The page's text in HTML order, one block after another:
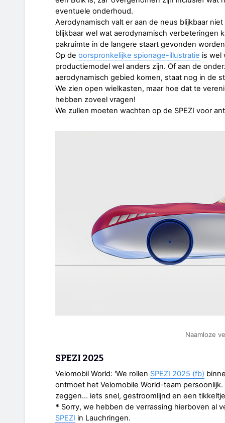
eventuele onderhoud.
Aerodynamisch valt er aan de neus blijkbaar
blijkbaar wel wat aerodynamisch verbeteringen
pakruimte in de langere staart gevonden
Op de oorspronkelijke spionage-illustratie is wel
productiemodel wel anders zijn. Of aan de
aerodynamisch gebied komen, staat nog in de
We zien open wielkasten, maar hoe dat te
hebben zoveel vragen!
We zullen moeten wachten op de SPEZI voor
Naamloze
SPEZI 2025
Velomobil World: 'We rollen SPEZI 2025 (fb)
ontmoet het Velomobile World-team
zeggen... iets snel, gestroomlijnd en een
* Sorry, we hebben de verrassing hierboven al
SPEZI in Lauchringen.